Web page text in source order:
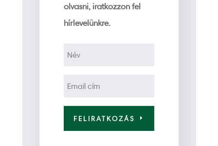
olvasni, iratkozzon fel
hírlevelünkre.
FELIRATKOZÁS